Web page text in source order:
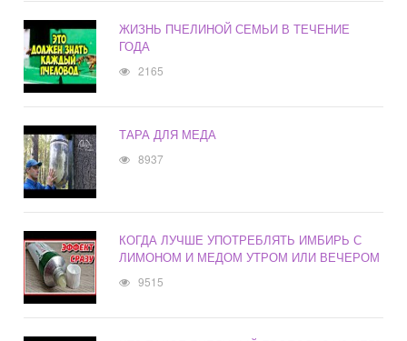
ЖИЗНЬ ПЧЕЛИНОЙ СЕМЬИ В ТЕЧЕНИЕ
ГОДА
2165
ТАРА ДЛЯ МЕДА
8937
КОГДА ЛУЧШЕ УПОТРЕБЛЯТЬ ИМБИРЬ С
ЛИМОНОМ И МЕДОМ УТРОМ ИЛИ ВЕЧЕРОМ
9515